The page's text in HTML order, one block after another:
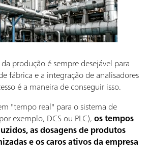
produção é sempre desejável para
fábrica e a integração de analisadores
é a maneira de conseguir isso.
"tempo real" para o sistema de
exemplo, DCS ou PLC),os tempos
as dosagens de produtos
e os caros ativos da empresa